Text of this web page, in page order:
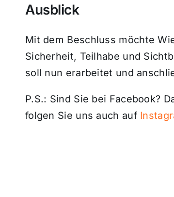
Ausblick
Mit dem Beschluss möchte
Sicherheit, Teilhabe und
soll nun erarbeitet und
P.S.: Sind Sie bei Facebook?
folgen Sie uns auch auf